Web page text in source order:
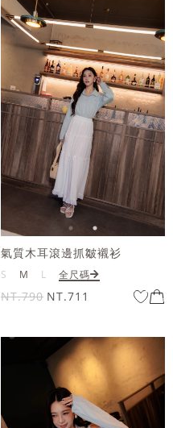
氣質木耳滾邊抓皺襯衫
S M L 全尺碼
NT.790 NT.711